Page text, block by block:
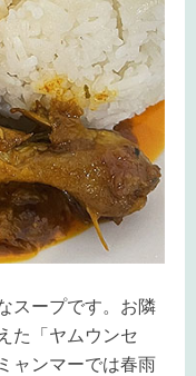
スープです。お隣
た「ヤムウンセ
ャンマーでは春雨